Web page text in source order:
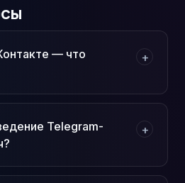
— что
+
Telegram-
+